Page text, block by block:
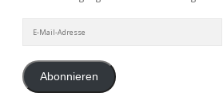
Mail-
Abonnieren